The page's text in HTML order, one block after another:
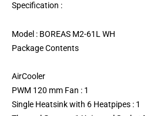
Specification :
Model : BOREAS M2-61L WH
Package Contents
AirCooler
PWM 120 mm Fan : 1
Single Heatsink with 6 Heatpipes : 1